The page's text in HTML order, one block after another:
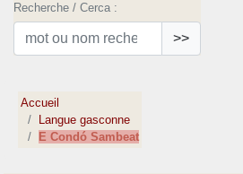
Recherche / Cerca :
>>
Accueil
Langue gasconne
E Condó Sambeat